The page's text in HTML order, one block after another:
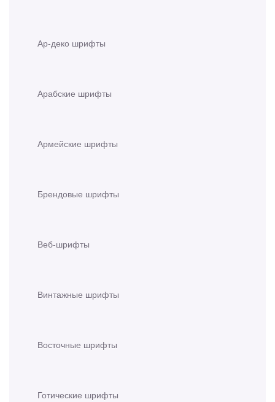
Ар-деко шрифты
Арабские шрифты
Армейские шрифты
Брендовые шрифты
Веб-шрифты
Винтажные шрифты
Восточные шрифты
Готические шрифты